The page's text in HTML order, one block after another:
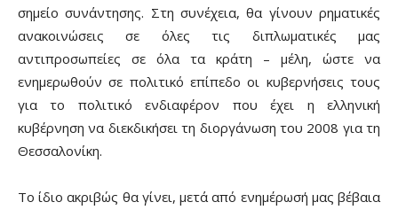
σημείο συνάντησης. Στη συνέχεια, θα γίνουν ρηματικές
ανακοινώσεις σε όλες τις διπλωματικές μας
αντιπροσωπείες σε όλα τα κράτη – μέλη, ώστε να
ενημερωθούν σε πολιτικό επίπεδο οι κυβερνήσεις τους
για το πολιτικό ενδιαφέρον που έχει η ελληνική
κυβέρνηση να διεκδικήσει τη διοργάνωση του 2008 για τη
Θεσσαλονίκη.
Το ίδιο ακριβώς θα γίνει, μετά από ενημέρωσή μας βέβαια